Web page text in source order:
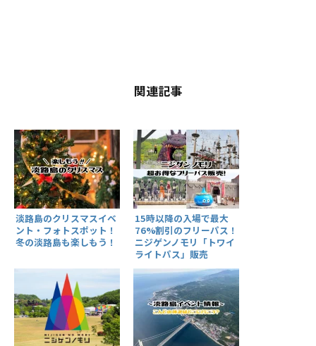
関連記事
淡路島のクリスマスイベ
ント・フォトスポット！
冬の淡路島も楽しもう！
15時以降の入場で最大
76%割引のフリーパス！
ニジゲンノモリ「トワイ
ライトパス」販売